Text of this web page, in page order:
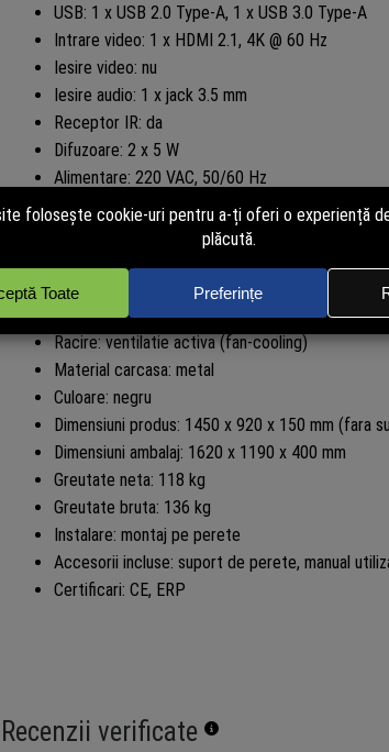
USB: 1 x USB 2.0 Type-A, 1 x USB 3.0 Type-A
Intrare video: 1 x HDMI 2.1, 4K @ 60 Hz
Iesire video: nu
Iesire audio: 1 x jack 3.5 mm
Receptor IR: da
Difuzoare: 2 x 5 W
Alimentare: 220 VAC, 50/60 Hz
Consum: ≤450 W
Temperatura de operare: -20°C ~ +45°C
Umiditate operare: 5%-90% RH, fara condens
Grad de protectie: IP55
Racire: ventilatie activa (fan-cooling)
Material carcasa: metal
Culoare: negru
Dimensiuni produs: 1450 x 920 x 150 mm (fara
Dimensiuni ambalaj: 1620 x 1190 x 400 mm
Greutate neta: 118 kg
Greutate bruta: 136 kg
Instalare: montaj pe perete
Accesorii incluse: suport de perete, manual
Certificari: CE, ERP
Recenzii verificate